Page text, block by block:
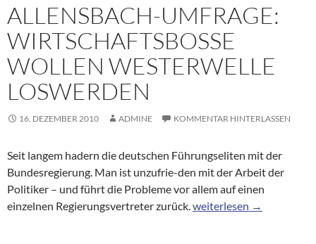
ALLENSBACH-UMFRAGE:
WIRTSCHAFTSBOSSE
WOLLEN WESTERWELLE
LOSWERDEN
16. DEZEMBER 2010 ADMINE KOMMENTAR HINTERLASSEN
Seit langem hadern die deutschen Führungseliten mit der
Bundesregierung. Man ist unzufrie-den mit der Arbeit der
Politiker – und führt die Probleme vor allem auf einen
einzelnen Regierungsvertreter zurück.Allensbach-Umfrage:
weiterlesen →